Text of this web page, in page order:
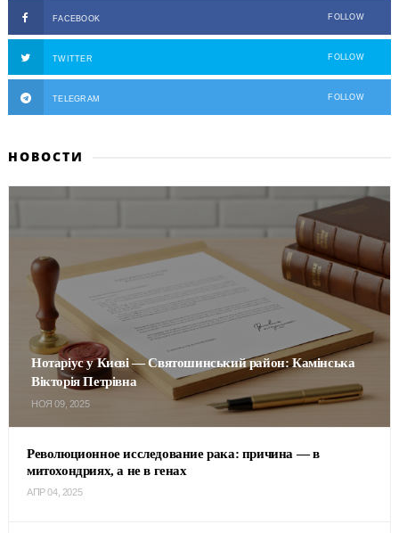
FACEBOOK FOLLOW
TWITTER FOLLOW
TELEGRAM FOLLOW
НОВОСТИ
Нотаріус у Києві — Святошинський район: Камінська
Вікторія Петрівна
НОЯ 09, 2025
Революционное исследование рака: причина — в
митохондриях, а не в генах
АПР 04, 2025